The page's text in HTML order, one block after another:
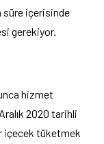
süre içerisinde
gerekiyor.
hizmet
2020 tarihli
içecek tüketmek